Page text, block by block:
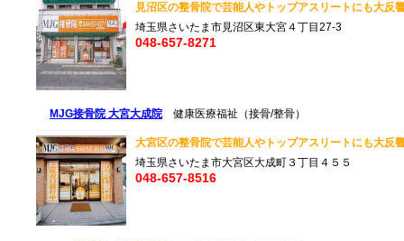
見沼区の整骨院で芸能人やトップアスリートにも大反
埼玉県さいたま市見沼区東大宮４丁目27-3
048-657-8271
MJG接骨院 大宮大成院 健康医療福祉（接骨/整骨）
大宮区の整骨院で芸能人やトップアスリートにも大反
埼玉県さいたま市大宮区大成町３丁目４５５
048-657-8516